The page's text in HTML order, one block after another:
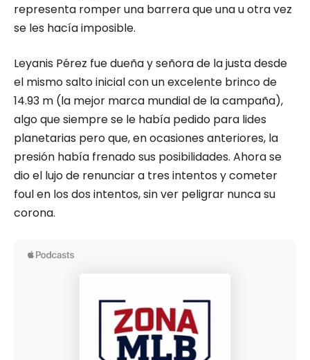
representa romper una barrera que una u otra vez
se les hacía imposible.
Leyanis Pérez fue dueña y señora de la justa desde
el mismo salto inicial con un excelente brinco de
14.93 m (la mejor marca mundial de la campaña),
algo que siempre se le había pedido para lides
planetarias pero que, en ocasiones anteriores, la
presión había frenado sus posibilidades. Ahora se
dio el lujo de renunciar a tres intentos y cometer
foul en los dos intentos, sin ver peligrar nunca su
corona.